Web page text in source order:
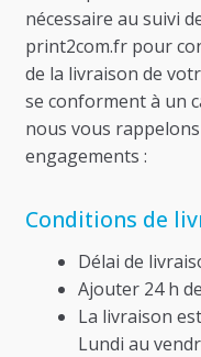
nécessaire au suivi
print2com.fr pour
de la livraison de
se conforment à un
nous vous
engagements :
Conditions de
Délai de
Ajouter 24 h
La livraison
Lundi au